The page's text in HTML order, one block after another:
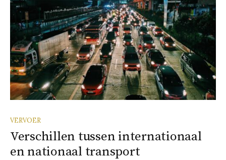
VERVOER
Verschillen tussen internationaal
en nationaal transport